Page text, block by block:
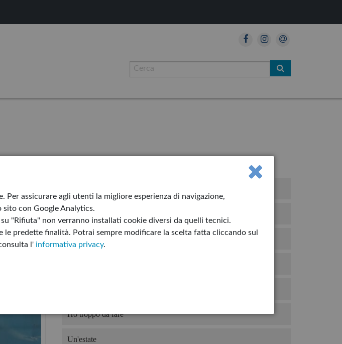
assicurare agli utenti la migliore esperienza di navigazione,
con Google Analytics.
"Rifiuta" non verranno installati cookie diversi da quelli tecnici.
le predette finalità. Potrai sempre modificare la scelta fatta cliccando sul
l' informativa privacy.
Il bambino pisciolino
I sette letti di Ghiro
Ho troppo da fare
Un'estate